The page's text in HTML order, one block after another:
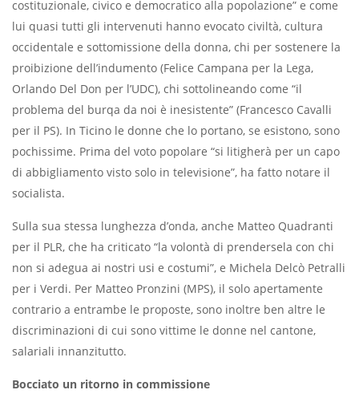
costituzionale, civico e democratico alla popolazione” e come
lui quasi tutti gli intervenuti hanno evocato civiltà, cultura
occidentale e sottomissione della donna, chi per sostenere la
proibizione dell’indumento (Felice Campana per la Lega,
Orlando Del Don per l’UDC), chi sottolineando come “il
problema del burqa da noi è inesistente” (Francesco Cavalli
per il PS). In Ticino le donne che lo portano, se esistono, sono
pochissime. Prima del voto popolare “si litigherà per un capo
di abbigliamento visto solo in televisione”, ha fatto notare il
socialista.
Sulla sua stessa lunghezza d’onda, anche Matteo Quadranti
per il PLR, che ha criticato “la volontà di prendersela con chi
non si adegua ai nostri usi e costumi”, e Michela Delcò Petralli
per i Verdi. Per Matteo Pronzini (MPS), il solo apertamente
contrario a entrambe le proposte, sono inoltre ben altre le
discriminazioni di cui sono vittime le donne nel cantone,
salariali innanzitutto.
Bocciato un ritorno in commissione